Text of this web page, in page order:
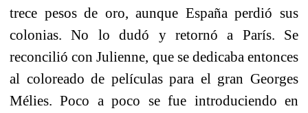
trece pesos de oro, aunque España perdió sus
colonias. No lo dudó y retornó a París. Se
reconcilió con Julienne, que se dedicaba entonces
al coloreado de películas para el gran Georges
Mélies. Poco a poco se fue introduciendo en